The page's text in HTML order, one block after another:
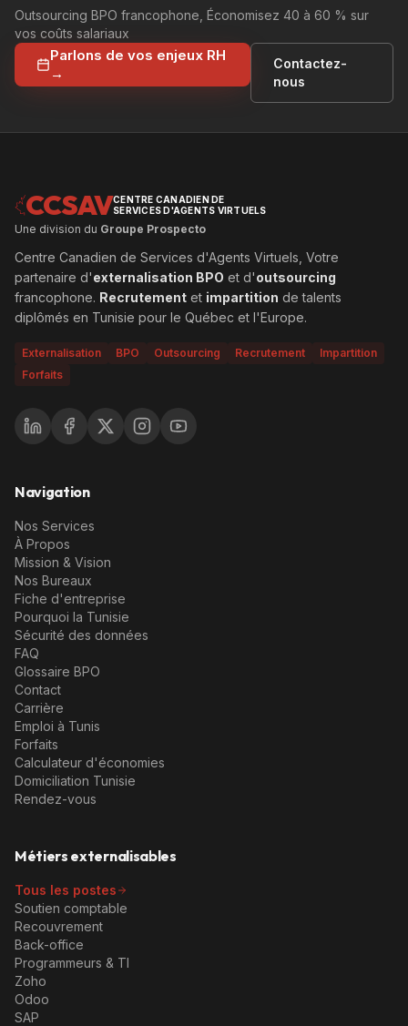
Outsourcing BPO francophone, Économisez 40 à 60 % sur
vos coûts salariaux
Parlons de vos enjeux RH
→
Contactez-
nous
CCSAVCENTRE CANADIEN DE
SERVICES D'AGENTS VIRTUELS
Une division du Groupe Prospecto
Centre Canadien de Services d'Agents Virtuels, Votre
partenaire d'externalisation BPO et d'outsourcing
francophone. Recrutement et impartition de talents
diplômés en Tunisie pour le Québec et l'Europe.
Externalisation BPO Outsourcing Recrutement
Impartition
Forfaits
Navigation
Nos Services
À Propos
Mission & Vision
Nos Bureaux
Fiche d'entreprise
Pourquoi la Tunisie
Sécurité des données
FAQ
Glossaire BPO
Contact
Carrière
Emploi à Tunis
Forfaits
Calculateur d'économies
Domiciliation Tunisie
Rendez-vous
Métiers externalisables
Tous les postes
Soutien comptable
Recouvrement
Back-office
Programmeurs & TI
Zoho
Odoo
SAP